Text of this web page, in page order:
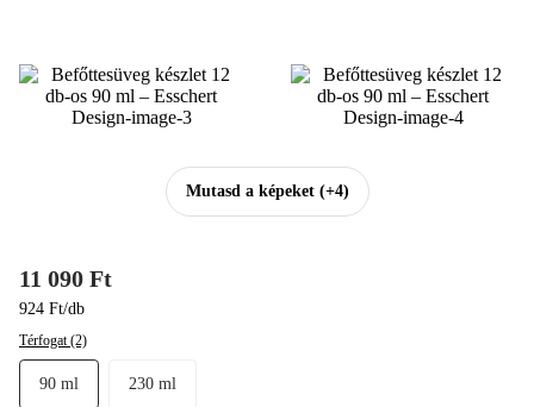
Mutasd a képeket(+4)
11 090 Ft
924 Ft/db
Térfogat (2)
90 ml 230 ml